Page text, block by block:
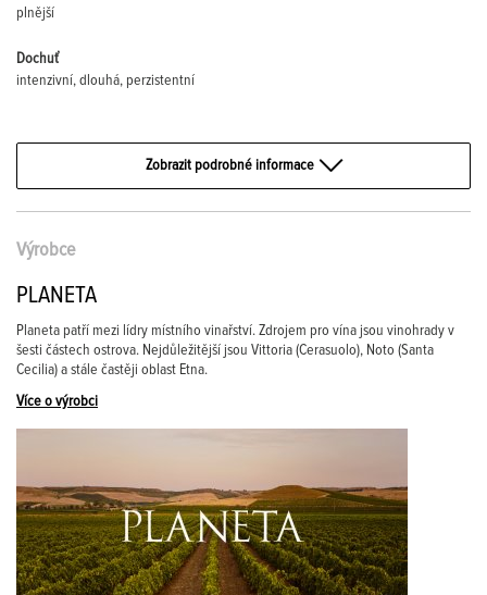
plnější
Dochuť
intenzivní, dlouhá, perzistentní
Zobrazit podrobné informace
Výrobce
PLANETA
Planeta patří mezi lídry místního vinařství. Zdrojem pro vína jsou vinohrady v
šesti částech ostrova. Nejdůležitější jsou Vittoria (Cerasuolo), Noto (Santa
Cecilia) a stále častěji oblast Etna.
Více o výrobci